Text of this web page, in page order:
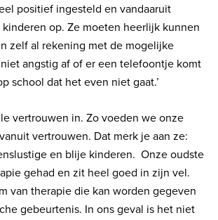
positief ingesteld en vandaaruit
op. Ze moeten heerlijk kunnen
zelf al rekening met de mogelijke
niet angstig af of er een telefoontje komt
school dat het even niet gaat.’
vertrouwen in. Zo voeden we onze
vertrouwen. Dat merk je aan ze:
en blije kinderen. Onze oudste
gehad en zit heel goed in zijn vel.
van therapie die kan worden gegeven
gebeurtenis. In ons geval is het niet